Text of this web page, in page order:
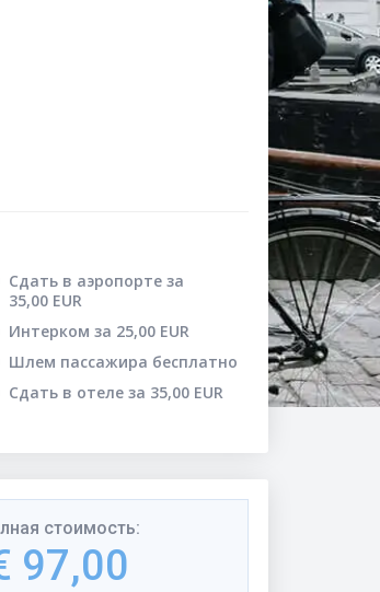
Сдать в аэропорте за
35,00 EUR
Интерком за 25,00 EUR
Шлем пассажира бесплатно
Сдать в отеле за 35,00 EUR
стоимость:
97,00